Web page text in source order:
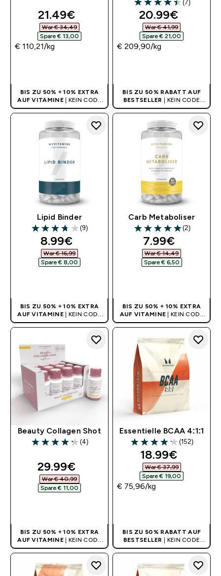
discounted price
21.49€‎
War € 34,49‎
Spare € 13,00‎
€ 110,21‎/kg
BIS ZU 50% + 10% EXTRA
AUF VITAMINE
| KEIN CODE
BENÖTIGT
4.43 out of 5 stars
(7)
discounted
20.99€‎
War € 41,99‎
Spare € 21,00‎
€ 209,90‎/kg
BIS ZU 50% RABATT AUF
BESTSELLER
| KEIN CODE
BENÖTIGT
Lipid Binder
3.78 out of 5 stars
(9)
discounted price
8.99€‎
War € 16,99‎
Spare € 8,00‎
BIS ZU 50% + 10% EXTRA
AUF VITAMINE | KEIN CODE
BENÖTIGT
Carb Metaboliser
5 out of 5 stars
(2)
discounted
7.99€‎
War € 14,49‎
Spare € 6,50‎
BIS ZU 50% + 10% EXTRA
AUF VITAMINE | KEIN CODE
BENÖTIGT
Beauty Collagen Shot
4.25 out of 5 stars
(4)
discounted price
29.99€‎
War € 40,99‎
Spare € 11,00‎
BIS ZU 50% + 10% EXTRA
AUF VITAMINE | KEIN CODE
BENÖTIGT
Essentielle BCAA 4:1:1
4.16 out of 5 stars
(152)
discounted
18.99€‎
War € 37,99‎
Spare € 19,00‎
€ 75,96‎/kg
BIS ZU 50% RABATT AUF
BESTSELLER | KEIN CODE
BENÖTIGT